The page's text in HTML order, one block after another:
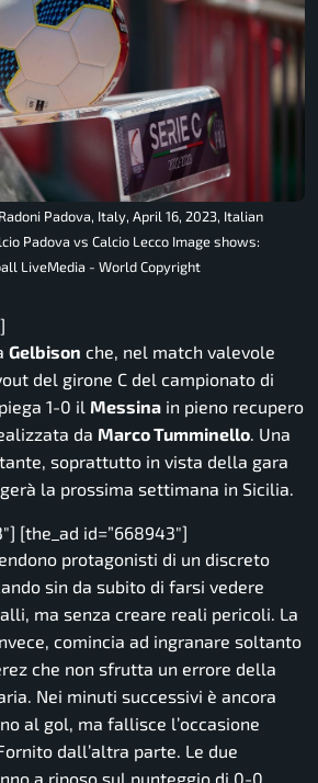
Padova, Italy, April 16, 2023, Italian
Padova vs Calcio Lecco Image shows:
LiveMedia - World Copyright
Gelbison che, nel match valevole
del girone C del campionato di
1-0 il Messina in pieno recupero
da Marco Tumminello. Una
soprattutto in vista della gara
la prossima settimana in Sicilia.
[the_ad id=”668943″]
protagonisti di un discreto
sin da subito di farsi vedere
ma senza creare reali pericoli. La
comincia ad ingranare soltanto
che non sfrutta un errore della
Nei minuti successivi è ancora
al gol, ma fallisce l’occasione
dall’altra parte. Le due
a riposo sul punteggio di 0-0.